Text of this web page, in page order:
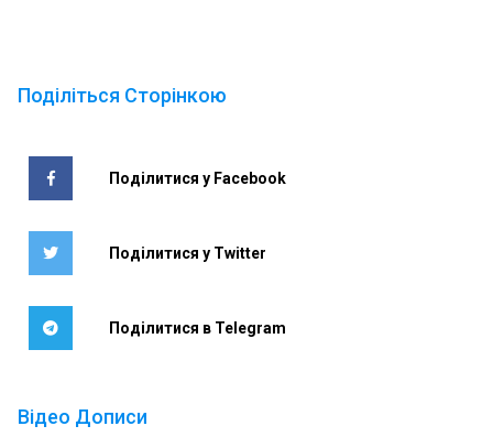
Поділіться Сторінкою
Поділитися у Facebook
Поділитися у Twitter
Поділитися в Telegram
Відео Дописи